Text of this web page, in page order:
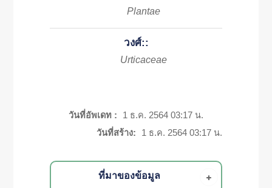
Plantae
วงศ์::
Urticaceae
วันที่อัพเดท :
1 ธ.ค. 2564 03:17 น.
วันที่สร้าง:
1 ธ.ค. 2564 03:17 น.
ที่มาของข้อมูล